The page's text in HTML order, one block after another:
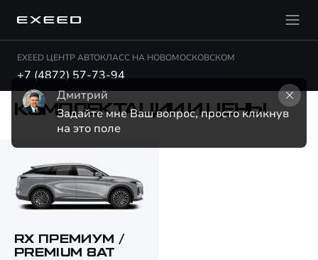
EXEED ЦЕНТР АВТОКЛАСС НА НОВОМОСКОВСКОМ
+7 (4872) 57-73-94
КОМПЛЕКТАЦИИ И ЦЕНЫ
RX ПРЕМИУМ /
PREMIUM 8AT
Дмитрий
Задайте мне Ваш вопрос, просто кликнув
на это поле